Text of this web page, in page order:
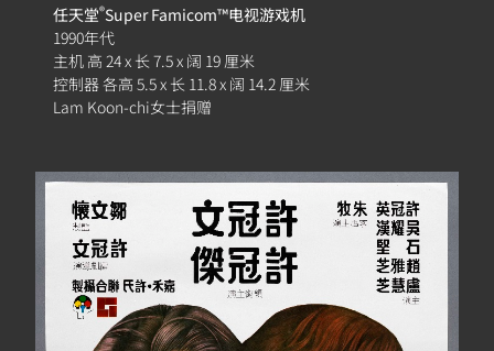
任天堂®Super Famicom™电视游戏机
1990年代
主机 高 24 x 长 7.5 x 阔 19 厘米
控制器 各高 5.5 x 长 11.8 x 阔 14.2 厘米
Lam Koon-chi女士捐赠